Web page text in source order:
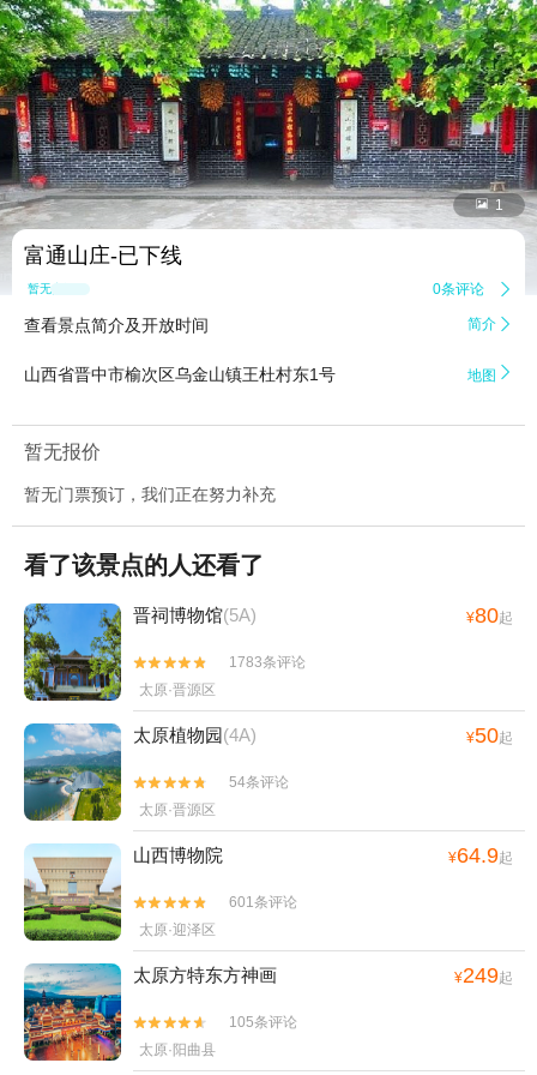
 1
富通山庄-已下线
暂无点评 0条评论 
查看景点简介及开放时间 简介 
山西省晋中市榆次区乌金山镇王杜村东1号 地图 
暂无报价
暂无门票预订，我们正在努力补充
看了该景点的人还看了
晋祠博物馆(5A) ¥80起


1783条评论
太原·晋源区
太原植物园(4A) ¥50起


54条评论
太原·晋源区
山西博物院 ¥64.9起


601条评论
太原·迎泽区
太原方特东方神画 ¥249起


105条评论
太原·阳曲县
